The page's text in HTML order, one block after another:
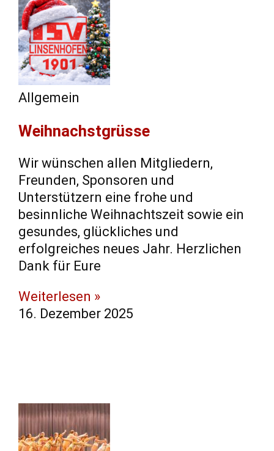
Allgemein
Weihnachstgrüsse
Wir wünschen allen Mitgliedern,
Freunden, Sponsoren und
Unterstützern eine frohe und
besinnliche Weihnachtszeit sowie ein
gesundes, glückliches und
erfolgreiches neues Jahr. Herzlichen
Dank für Eure
Weiterlesen »
16. Dezember 2025